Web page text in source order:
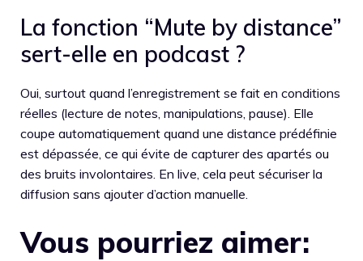
La fonction “Mute by distance”
sert-elle en podcast ?
Oui, surtout quand l’enregistrement se fait en conditions
réelles (lecture de notes, manipulations, pause). Elle
coupe automatiquement quand une distance prédéfinie
est dépassée, ce qui évite de capturer des apartés ou
des bruits involontaires. En live, cela peut sécuriser la
diffusion sans ajouter d’action manuelle.
Vous pourriez aimer: